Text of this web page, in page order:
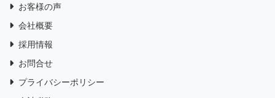
お客様の声
会社概要
採用情報
お問合せ
プライバシーポリシー